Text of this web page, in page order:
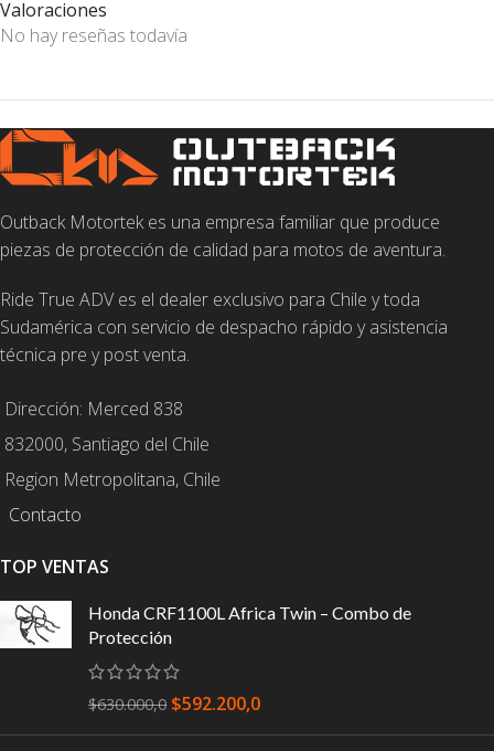
Valoraciones
No hay reseñas todavía
Outback Motortek es una empresa familiar que produce
piezas de protección de calidad para motos de aventura.
Ride True ADV es el dealer exclusivo para Chile y toda
Sudamérica con servicio de despacho rápido y asistencia
técnica pre y post venta.
Dirección: Merced 838
832000, Santiago del Chile
Region Metropolitana, Chile
Contacto
TOP VENTAS
Honda CRF1100L Africa Twin – Combo de
Protección
$630.000,0 $592.200,0